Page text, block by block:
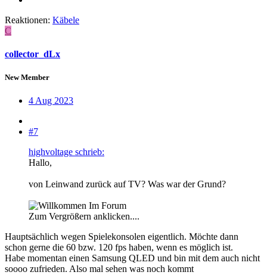
Reaktionen: Käbele
C
collector_dLx
New Member
4 Aug 2023
#7
highvoltage schrieb:
Hallo,
von Leinwand zurück auf TV? Was war der Grund?
Zum Vergrößern anklicken....
Hauptsächlich wegen Spielekonsolen eigentlich. Möchte dann
schon gerne die 60 bzw. 120 fps haben, wenn es möglich ist.
Habe momentan einen Samsung QLED und bin mit dem auch nicht
soooo zufrieden. Also mal sehen was noch kommt